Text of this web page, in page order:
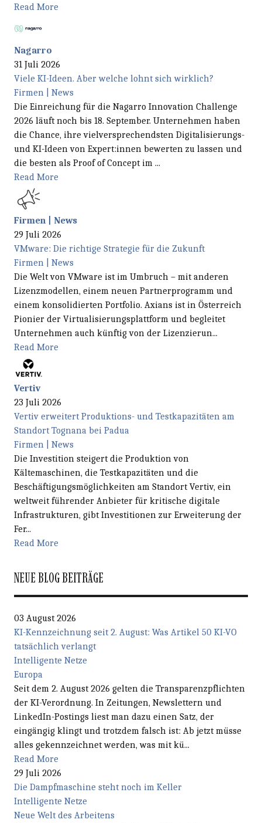
Read More
Nagarro
31 Juli 2026
Viele KI-Ideen. Aber welche lohnt sich wirklich?
Firmen | News
Die Einreichung für die Nagarro Innovation Challenge
2026 läuft noch bis 18. September. Unternehmen haben
die Chance, ihre vielversprechendsten Digitalisierungs-
und KI-Ideen von Expert:innen bewerten zu lassen und
die besten als Proof of Concept im ...
Read More
Firmen | News
29 Juli 2026
VMware: Die richtige Strategie für die Zukunft
Firmen | News
Die Welt von VMware ist im Umbruch – mit anderen
Lizenzmodellen, einem neuen Partnerprogramm und
einem konsolidierten Portfolio. Axians ist in Österreich
Pionier der Virtualisierungsplattform und begleitet
Unternehmen auch künftig von der Lizenzierun...
Read More
Vertiv
23 Juli 2026
Vertiv erweitert Produktions- und Testkapazitäten am
Standort Tognana bei Padua
Firmen | News
Die Investition steigert die Produktion von
Kältemaschinen, die Testkapazitäten und die
Beschäftigungsmöglichkeiten am Standort Vertiv, ein
weltweit führender Anbieter für kritische digitale
Infrastrukturen, gibt Investitionen zur Erweiterung der
Fer...
Read More
NEUE BLOG BEITRÄGE
03 August 2026
KI-Kennzeichnung seit 2. August: Was Artikel 50 KI-VO
tatsächlich verlangt
Intelligente Netze
Europa
Seit dem 2. August 2026 gelten die Transparenzpflichten
der KI-Verordnung. In Zeitungen, Newslettern und
LinkedIn-Postings liest man dazu einen Satz, der
eingängig klingt und trotzdem falsch ist: Ab jetzt müsse
alles gekennzeichnet werden, was mit kü...
Read More
29 Juli 2026
Die Dampfmaschine steht noch im Keller
Intelligente Netze
Neue Welt des Arbeitens